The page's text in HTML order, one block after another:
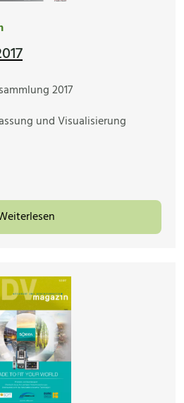
2017
und Visualisierung